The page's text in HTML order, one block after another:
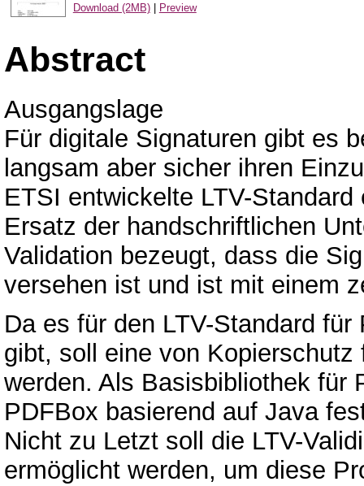
Download (2MB)| Preview
Abstract
Ausgangslage
Für digitale Signaturen gibt es
langsam aber sicher ihren
ETSI entwickelte LTV-
Ersatz der handschriftlichen
Validation bezeugt, dass die
versehen ist und ist mit einem
Da es für den LTV-Standard
gibt, soll eine von
werden. Als Basisbibliothek für
PDFBox basierend auf Java
Nicht zu Letzt soll die LTV-
ermöglicht werden, um diese